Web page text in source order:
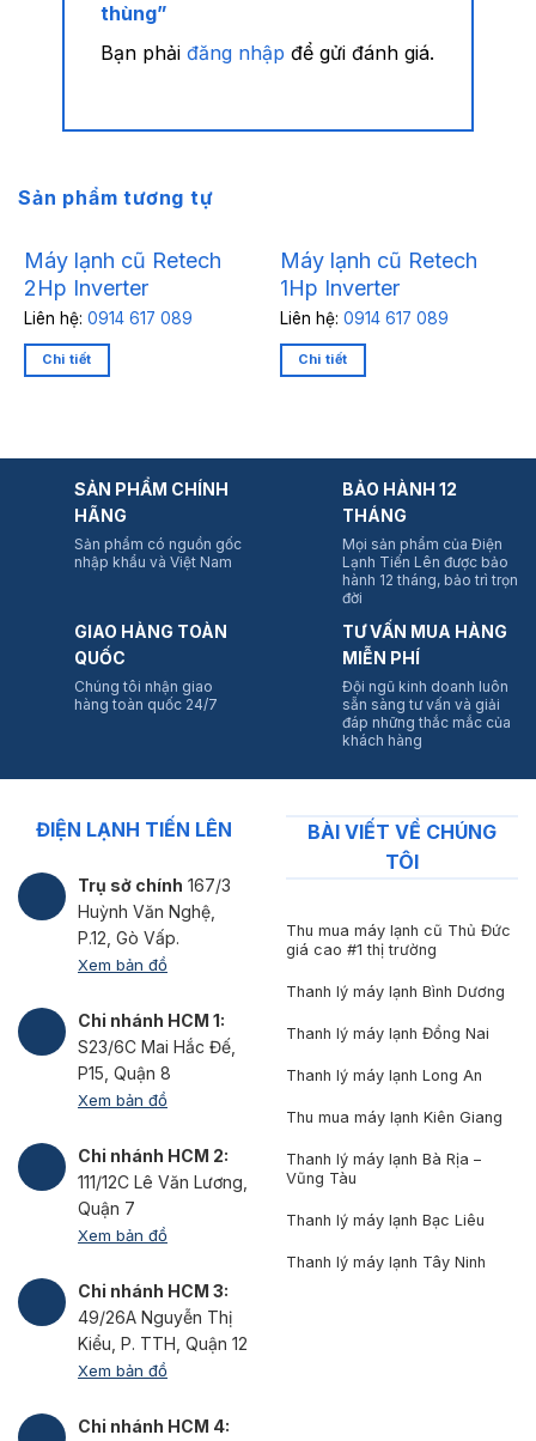
thùng”
Bạn phải đăng nhập để gửi đánh giá.
Sản phẩm tương tự
Máy lạnh cũ Retech
2Hp Inverter
Liên hệ: 0914 617 089
Chi tiết
Máy lạnh cũ Retech
1Hp Inverter
Liên hệ: 0914 617 089
Chi tiết
SẢN PHẨM CHÍNH
HÃNG
Sản phẩm có nguồn gốc
nhập khẩu và Việt Nam
BẢO HÀNH 12
THÁNG
Mọi sản phẩm của Điện
Lạnh Tiến Lên được bảo
hành 12 tháng, bảo trì trọn
đời
GIAO HÀNG TOÀN
QUỐC
Chúng tôi nhận giao
hàng toàn quốc 24/7
TƯ VẤN MUA HÀNG
MIỄN PHÍ
Đội ngũ kinh doanh luôn
sẵn sàng tư vấn và giải
đáp những thắc mắc của
khách hàng
ĐIỆN LẠNH TIẾN LÊN
Trụ sở chính 167/3
Huỳnh Văn Nghệ,
P.12, Gò Vấp.
Xem bản đồ
Chi nhánh HCM 1:
S23/6C Mai Hắc Đế,
P15, Quận 8
Xem bản đồ
Chi nhánh HCM 2:
111/12C Lê Văn Lương,
Quận 7
Xem bản đồ
Chi nhánh HCM 3:
49/26A Nguyễn Thị
Kiểu, P. TTH, Quận 12
Xem bản đồ
Chi nhánh HCM 4:
BÀI VIẾT VỀ CHÚNG
TÔI
Thu mua máy lạnh cũ Thủ Đức
giá cao #1 thị trường
Thanh lý máy lạnh Bình Dương
Thanh lý máy lạnh Đồng Nai
Thanh lý máy lạnh Long An
Thu mua máy lạnh Kiên Giang
Thanh lý máy lạnh Bà Rịa –
Vũng Tàu
Thanh lý máy lạnh Bạc Liêu
Thanh lý máy lạnh Tây Ninh